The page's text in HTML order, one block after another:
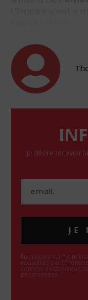
Je désire recevoir
JE
En cliquant sur "Je
recueillies par
courrier électronique
programmes.